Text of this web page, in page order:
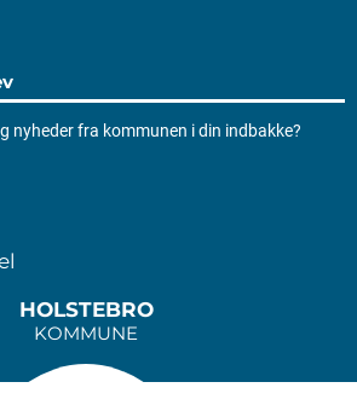
nyheder fra kommunen i din indbakke?
HOLSTEBRO
KOMMUNE